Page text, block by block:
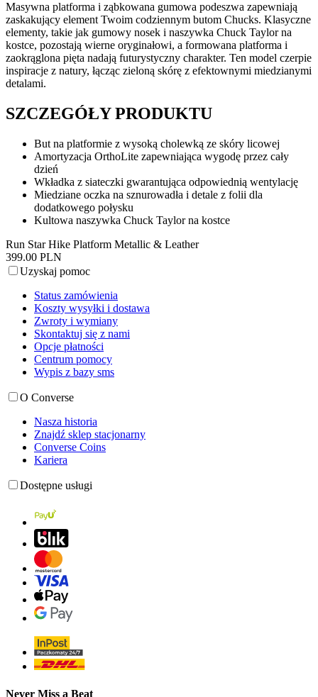
Masywna platforma i ząbkowana gumowa podeszwa zapewniają
zaskakujący element Twoim codziennym butom Chucks. Klasyczne
elementy, takie jak gumowy nosek i naszywka Chuck Taylor na
kostce, pozostają wierne oryginałowi, a formowana platforma i
zaokrąglona pięta nadają futurystyczny charakter. Ten model czerpie
inspiracje z natury, łącząc zieloną skórę z efektownymi miedzianymi
detalami.
SZCZEGÓŁY PRODUKTU
But na platformie z wysoką cholewką ze skóry licowej
Amortyzacja OrthoLite zapewniająca wygodę przez cały
dzień
Wkładka z siateczki gwarantująca odpowiednią wentylację
Miedziane oczka na sznurowadła i detale z folii dla
dodatkowego połysku
Kultowa naszywka Chuck Taylor na kostce
Run Star Hike Platform Metallic & Leather
399.00 PLN
Uzyskaj pomoc
Status zamówienia
Koszty wysyłki i dostawa
Zwroty i wymiany
Skontaktuj się z nami
Opcje płatności
Centrum pomocy
Wypis z bazy sms
O Converse
Nasza historia
Znajdź sklep stacjonarny
Converse Coins
Kariera
Dostępne usługi
Never Miss a Beat